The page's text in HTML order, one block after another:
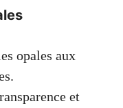
opales aux
et